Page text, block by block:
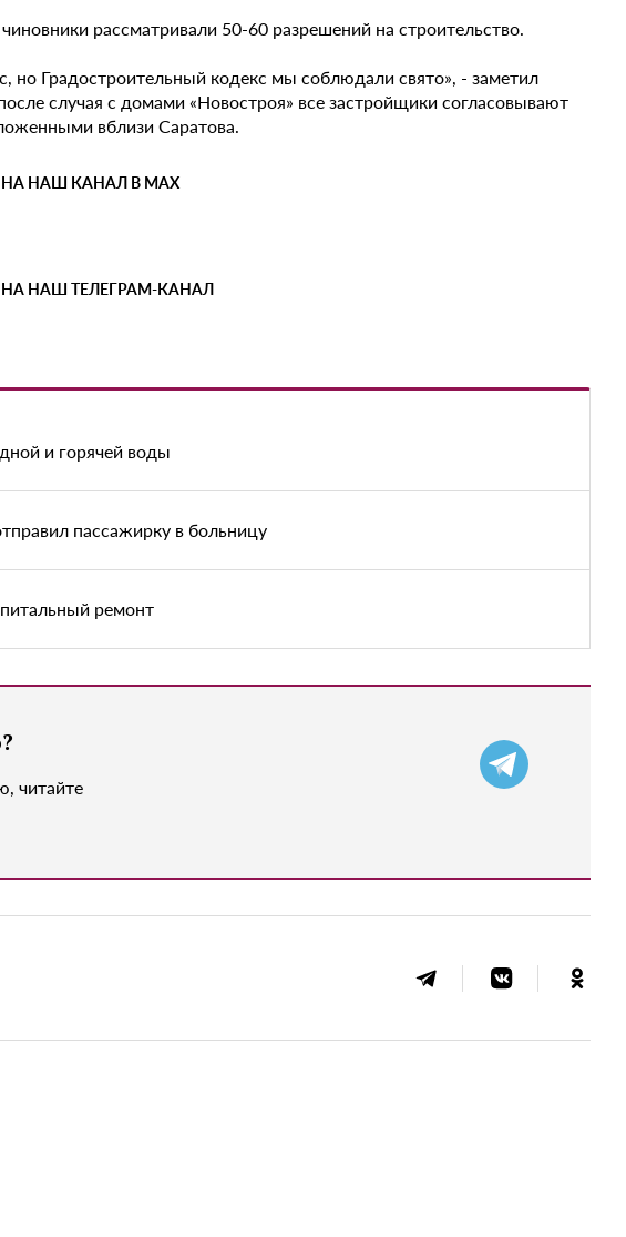
рассматривали 50-60 разрешений на строительство.
Градостроительный кодекс мы соблюдали свято», - заметил
случая с домами «Новостроя» все застройщики согласовывают
вблизи Саратова.
НАШ КАНАЛ В MAX
НАШ ТЕЛЕГРАМ-КАНАЛ
и горячей воды
пассажирку в больницу
ремонт
читайте